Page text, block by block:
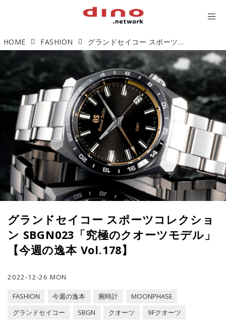
HOME FASHION グランドセイコー スポーツコレクション SBGN023「究極のクオーツモデル」 【今週の逸本 Vol.178】
グランドセイコー スポーツコレクショ
ン SBGN023「究極のクオーツモデル」
【今週の逸本 Vol.178】
2022-12-26 MON
FASHION 今週の逸本 腕時計
MOONPHASE
グランドセイコー
SBGN クオーツ 9Fクオーツ